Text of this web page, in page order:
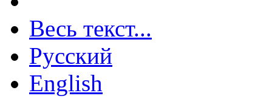
Весь текст...
Русский
English